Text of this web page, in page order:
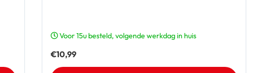
Voor 15u besteld, volgende werkdag in huis
€10,99